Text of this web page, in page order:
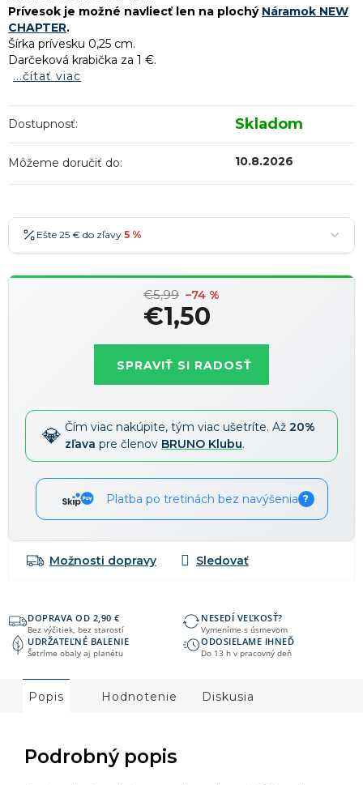
Prívesok je možné navliecť len na plochý Náramok NEW
CHAPTER.
Šírka prívesku 0,25 cm.
Darčeková krabička za 1 €.
...čítať viac
Dostupnosť: Skladom
Môžeme doručiť do: 10.8.2026
Ešte 25 € do zľavy 5 %
€5,99 –74 %
€1,50
SPRAVIŤ SI RADOSŤ
Čím viac nakúpite, tým viac ušetríte. Až 20%
zľava pre členov BRUNO Klubu.
Platba po tretinách bez navýšenia ?
Možnosti dopravy
DOPRAVA OD 2,90 €
Bez výčitiek, bez starostí
NESEDÍ VEĽKOSŤ?
Vymeníme s úsmevom
UDRŽATEĽNÉ BALENIE
Šetríme obaly aj planétu
ODOSIELAME IHNEĎ
Do 13 h v pracovný deň
Popis Hodnotenie Diskusia
Podrobný popis